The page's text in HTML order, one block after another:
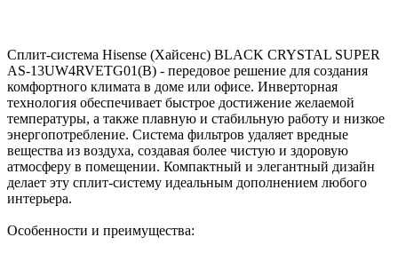
Сплит-система Hisense (Хайсенс) BLACK CRYSTAL SUPER
AS-13UW4RVETG01(B) - передовое решение для создания
комфортного климата в доме или офисе. Инверторная
технология обеспечивает быстрое достижение желаемой
температуры, а также плавную и стабильную работу и низкое
энергопотребление. Система фильтров удаляет вредные
вещества из воздуха, создавая более чистую и здоровую
атмосферу в помещении. Компактный и элегантный дизайн
делает эту сплит-систему идеальным дополнением любого
интерьера.
Особенности и преимущества: